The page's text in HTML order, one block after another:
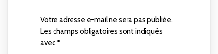
Votre adresse e-mail ne sera pas publiée.
Les champs obligatoires sont indiqués
avec*